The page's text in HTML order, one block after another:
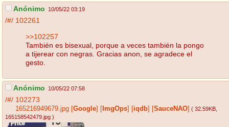
Anónimo 10/05/22 03:19
/#/ 102261
>>102257
También es bisexual, porque a veces también la pongo
a tijerear con negras. Gracias anon, se agradece el
gesto.
Anónimo 10/05/22 07:58
/#/ 102273
165216949679.jpg Google ImgOps iqdb SauceNAO ( 32.59KB
165158542479.jpg )